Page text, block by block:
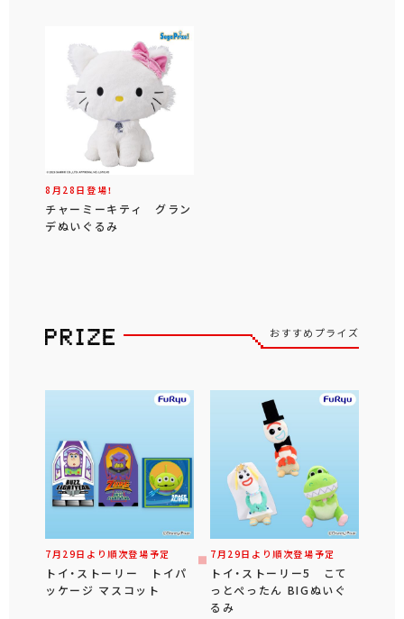
8月28日登場！
チャーミーキティ グラン
デぬいぐるみ
おすすめプライズ
7月29日より順次登場予定
トイ・ストーリー トイパ
ッケージ マスコット
7月29日より順次登場予定
トイ・ストーリー5 こて
っとぺったん BIGぬいぐ
るみ